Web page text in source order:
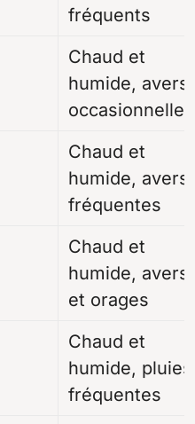
fréquents
Chaud et
humide,
occasionnelles
Chaud et
humide,
fréquentes
Chaud et
humide,
et orages
Chaud et
humide, pluies
fréquentes